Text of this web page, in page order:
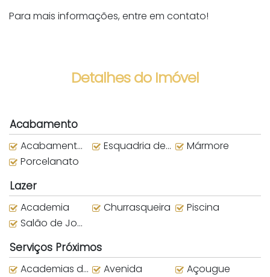
Para mais informações, entre em contato!
Detalhes do Imóvel
Acabamento
Acabamento em Gesso Esquadria de alumínio
Mármore
Porcelanato
Lazer
Academia Churrasqueira
Piscina
Salão de Jogos
Serviços Próximos
Academias de ginástica Avenida
Açougue